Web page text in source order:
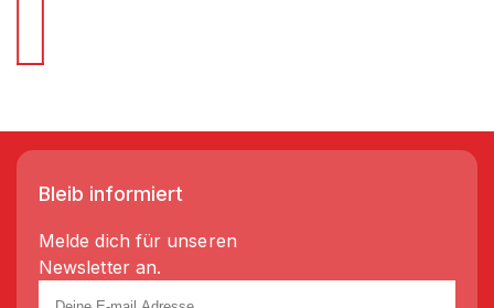
Bleib informiert
Melde dich für unseren
Newsletter an.